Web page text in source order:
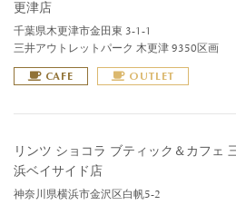
更津店
千葉県木更津市金田東 3-1-1
三井アウトレットパーク 木更津 9350区画
CAFE OUTLET
リンツ ショコラ ブティック＆カフェ
浜ベイサイド店
神奈川県横浜市金沢区白帆5-2